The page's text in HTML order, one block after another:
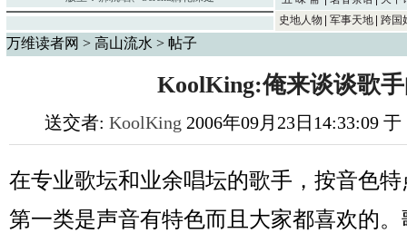
史地人物
军事天地 跨国
万维读者网 > 高山流水 > 帖子
KoolKing:俺来谈谈歌
送交者: KoolKing 2006年09月23日14:33:09
在专业歌坛和业余唱坛的歌手，按音色
第一类是声音有特色而且大家都喜欢的